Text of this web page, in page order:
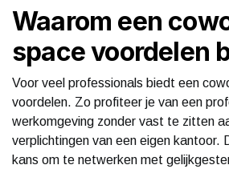
Waarom een
space voordelen
Voor veel professionals biedt een
voordelen. Zo profiteer je van een
werkomgeving zonder vast te zitten
verplichtingen van een eigen kantoor.
kans om te netwerken met